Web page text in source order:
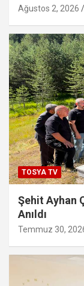
Ağustos 2, 2026
TOSYA TV
Şehit Ayhan
Anıldı
Temmuz 30,